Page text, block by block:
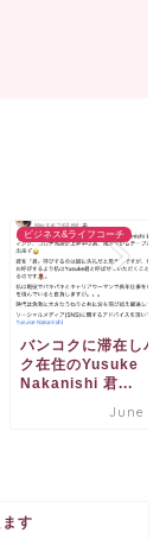
ビジネス&ライフコーチ
バンコクに滞在しバ
ク在住のYusuke
Nakanishi 君...
June 3,
す